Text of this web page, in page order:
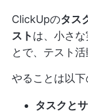
ClickUpのタス
ストは、小さ
とで、テスト
やることは以下
タスクと